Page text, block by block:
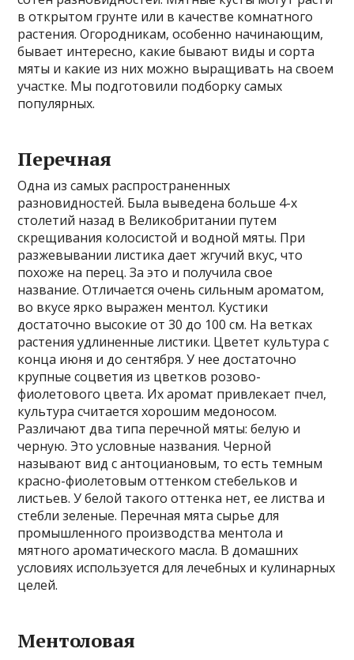
в открытом грунте или в качестве комнатного
растения. Огородникам, особенно начинающим,
бывает интересно, какие бывают виды и сорта
мяты и какие из них можно выращивать на своем
участке. Мы подготовили подборку самых
популярных.
Перечная
Одна из самых распространенных
разновидностей. Была выведена больше 4-х
столетий назад в Великобритании путем
скрещивания колосистой и водной мяты. При
разжевывании листика дает жгучий вкус, что
похоже на перец. За это и получила свое
название. Отличается очень сильным ароматом,
во вкусе ярко выражен ментол. Кустики
достаточно высокие от 30 до 100 см. На ветках
растения удлиненные листики. Цветет культура с
конца июня и до сентября. У нее достаточно
крупные соцветия из цветков розово-
фиолетового цвета. Их аромат привлекает пчел,
культура считается хорошим медоносом.
Различают два типа перечной мяты: белую и
черную. Это условные названия. Черной
называют вид с антоциановым, то есть темным
красно-фиолетовым оттенком стебельков и
листьев. У белой такого оттенка нет, ее листва и
стебли зеленые. Перечная мята сырье для
промышленного производства ментола и
мятного ароматического масла. В домашних
условиях используется для лечебных и кулинарных
целей.
Ментоловая